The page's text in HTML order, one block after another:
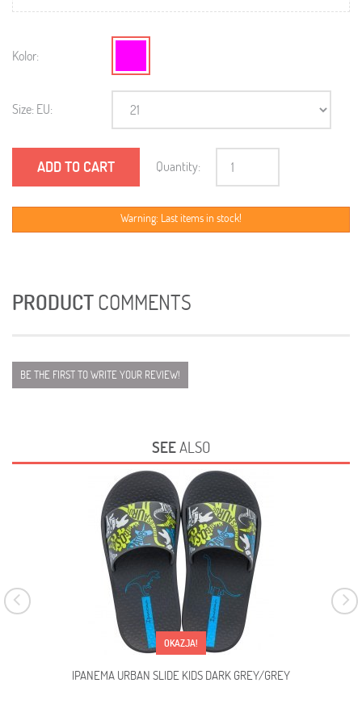
Kolor:
Size: EU:
ADD TO CART Quantity:
Warning: Last items in stock!
PRODUCTCOMMENTS
BE THE FIRST TO WRITE YOUR REVIEW!
SEEALSO
OKAZJA!
IPANEMA URBAN SLIDE KIDS DARK GREY/GREY